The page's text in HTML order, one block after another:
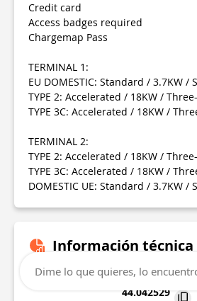
Credit card
Access badges required
Chargemap Pass
TERMINAL 1:
EU DOMESTIC: Standard / 3.7KW /
TYPE 2: Accelerated / 18KW /
TYPE 3C: Accelerated / 18KW /
TERMINAL 2:
TYPE 2: Accelerated / 18KW /
TYPE 3C: Accelerated / 18KW /
DOMESTIC UE: Standard / 3.7KW /
Información técnica
Lat, Lng
44.042529
Dime lo que quieres, lo